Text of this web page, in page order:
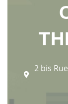
2 bis